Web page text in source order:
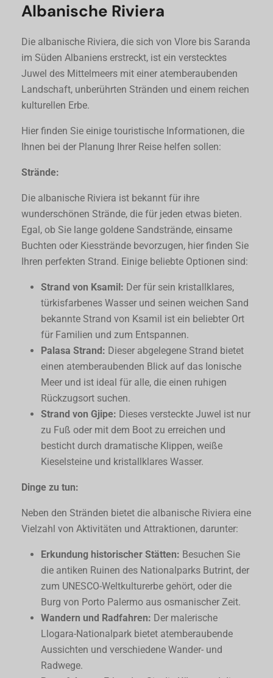
Albanische Riviera
Die albanische Riviera, die sich von Vlore bis Saranda
im Süden Albaniens erstreckt, ist ein verstecktes
Juwel des Mittelmeers mit einer atemberaubenden
Landschaft, unberührten Stränden und einem reichen
kulturellen Erbe.
Hier finden Sie einige touristische Informationen, die
Ihnen bei der Planung Ihrer Reise helfen sollen:
Strände:
Die albanische Riviera ist bekannt für ihre
wunderschönen Strände, die für jeden etwas bieten.
Egal, ob Sie lange goldene Sandstrände, einsame
Buchten oder Kiesstrände bevorzugen, hier finden Sie
Ihren perfekten Strand. Einige beliebte Optionen sind:
Strand von Ksamil: Der für sein kristallklares,
türkisfarbenes Wasser und seinen weichen Sand
bekannte Strand von Ksamil ist ein beliebter Ort
für Familien und zum Entspannen.
Palasa Strand: Dieser abgelegene Strand bietet
einen atemberaubenden Blick auf das Ionische
Meer und ist ideal für alle, die einen ruhigen
Rückzugsort suchen.
Strand von Gjipe: Dieses versteckte Juwel ist nur
zu Fuß oder mit dem Boot zu erreichen und
besticht durch dramatische Klippen, weiße
Kieselsteine und kristallklares Wasser.
Dinge zu tun:
Neben den Stränden bietet die albanische Riviera eine
Vielzahl von Aktivitäten und Attraktionen, darunter:
Erkundung historischer Stätten: Besuchen Sie
die antiken Ruinen des Nationalparks Butrint, der
zum UNESCO-Weltkulturerbe gehört, oder die
Burg von Porto Palermo aus osmanischer Zeit.
Wandern und Radfahren: Der malerische
Llogara-Nationalpark bietet atemberaubende
Aussichten und verschiedene Wander- und
Radwege.